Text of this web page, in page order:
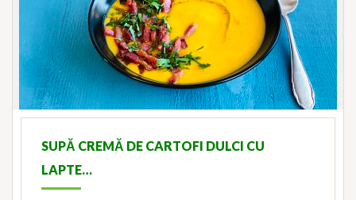
SUPĂ CREMĂ DE CARTOFI DULCI CU
LAPTE…